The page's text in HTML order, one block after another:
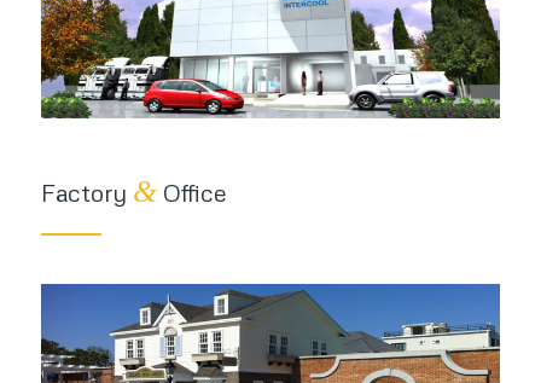
Factory &Office